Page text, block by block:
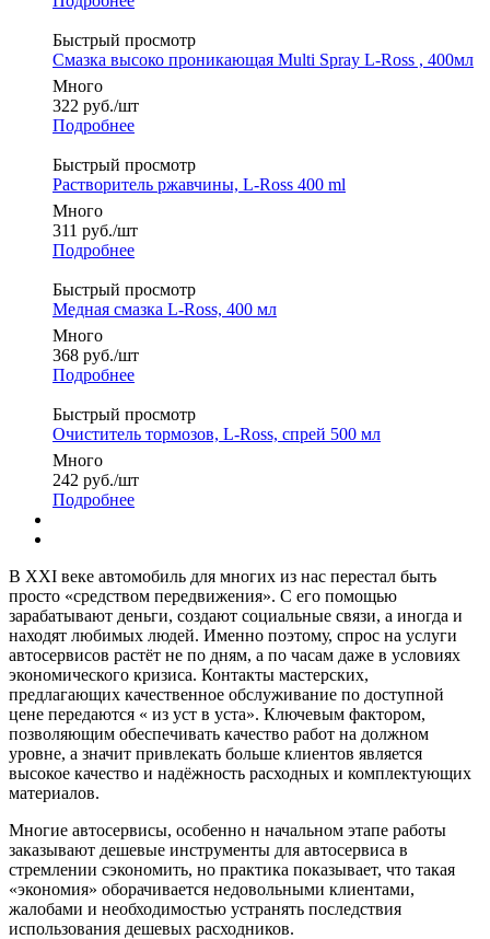
Быстрый просмотр
Смазка высоко проникающая Multi Spray L-Ross , 400мл
Много
322 руб./шт
Подробнее
Быстрый просмотр
Растворитель ржавчины, L-Ross 400 ml
Много
311 руб./шт
Подробнее
Быстрый просмотр
Медная смазка L-Ross, 400 мл
Много
368 руб./шт
Подробнее
Быстрый просмотр
Очиститель тормозов, L-Ross, спрей 500 мл
Много
242 руб./шт
Подробнее
В XXI веке автомобиль для многих из нас перестал быть
просто «средством передвижения». С его помощью
зарабатывают деньги, создают социальные связи, а иногда и
находят любимых людей. Именно поэтому, спрос на услуги
автосервисов растёт не по дням, а по часам даже в условиях
экономического кризиса. Контакты мастерских,
предлагающих качественное обслуживание по доступной
цене передаются « из уст в уста». Ключевым фактором,
позволяющим обеспечивать качество работ на должном
уровне, а значит привлекать больше клиентов является
высокое качество и надёжность расходных и комплектующих
материалов.
Многие автосервисы, особенно н начальном этапе работы
заказывают дешевые инструменты для автосервиса в
стремлении сэкономить, но практика показывает, что такая
«экономия» оборачивается недовольными клиентами,
жалобами и необходимостью устранять последствия
использования дешевых расходников.